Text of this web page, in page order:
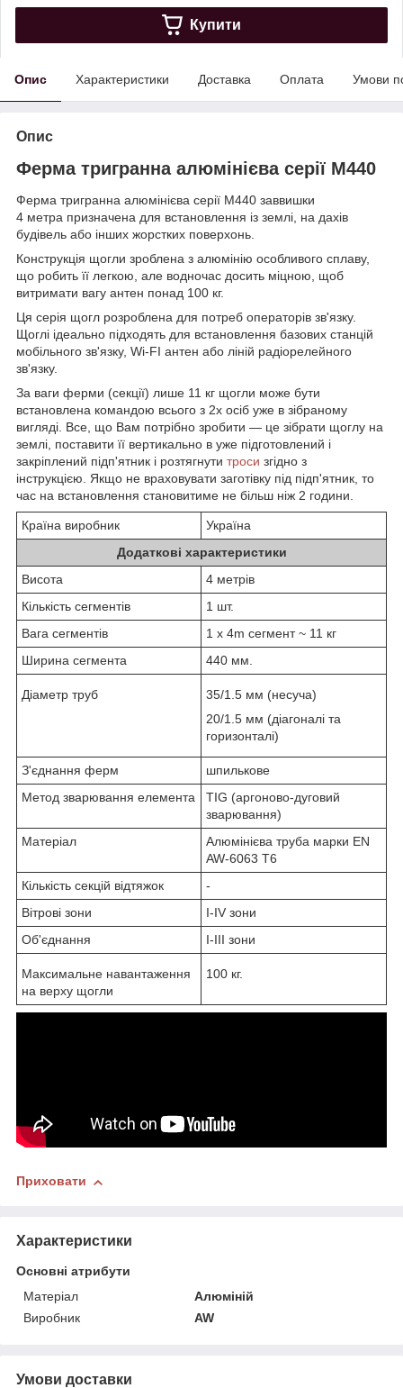
Купити
Опис Характеристики Доставка Оплата Умови
Опис
Ферма тригранна алюмінієва серії М440
Ферма тригранна алюмінієва серії М440 заввишки
4 метра призначена для встановлення із землі, на дахів
будівель або інших жорстких поверхонь.
Конструкція щогли зроблена з алюмінію особливого сплаву,
що робить її легкою, але водночас досить міцною, щоб
витримати вагу антен понад 100 кг.
Ця серія щогл розроблена для потреб операторів зв'язку.
Щоглі ідеально підходять для встановлення базових станцій
мобільного зв'язку, Wi-FI антен або ліній радіорелейного
зв'язку.
За ваги ферми (секції) лише 11 кг щогли може бути
встановлена командою всього з 2х осіб уже в зібраному
вигляді. Все, що Вам потрібно зробити — це зібрати щоглу на
землі, поставити її вертикально в уже підготовлений і
закріплений підп'ятник і розтягнути троси згідно з
інструкцією. Якщо не враховувати заготівку під підп'ятник, то
час на встановлення становитиме не більш ніж 2 години.
Країна виробник
Україна
Додаткові характеристики
Висота
4 метрів
Кількість сегментів
1 шт.
Вага сегментів
1 х 4m сегмент ~ 11 кг
Ширина сегмента
440 мм.
Діаметр труб
35/1.5 мм (несуча)
20/1.5 мм (діагоналі та
горизонталі)
З'єднання ферм
шпилькове
Метод зварювання елемента
TIG (аргоново-дуговий
зварювання)
Матеріал
Алюмінієва труба марки EN
AW-6063 T6
Кількість секцій відтяжок
-
Вітрові зони
I-IV зони
Об'єднання
I-III зони
Максимальне навантаження
на верху щогли
100 кг.
Приховати
Характеристики
Основні атрибути
Матеріал
Алюміній
Виробник
AW
Умови доставки